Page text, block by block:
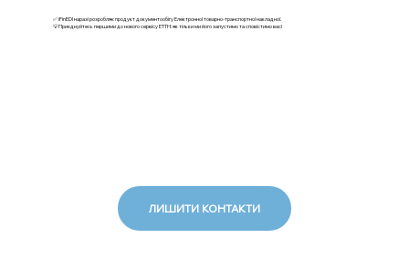
✅ iFinEDI наразі розробляє продукт документообігу Електронної товарно-транспортної накладної.
💡Приєднуйтесь першими до нового сервісу ЕТТН: як тільки ми його запустимо та сповістимо вас!
ЛИШИТИ КОНТАКТИ